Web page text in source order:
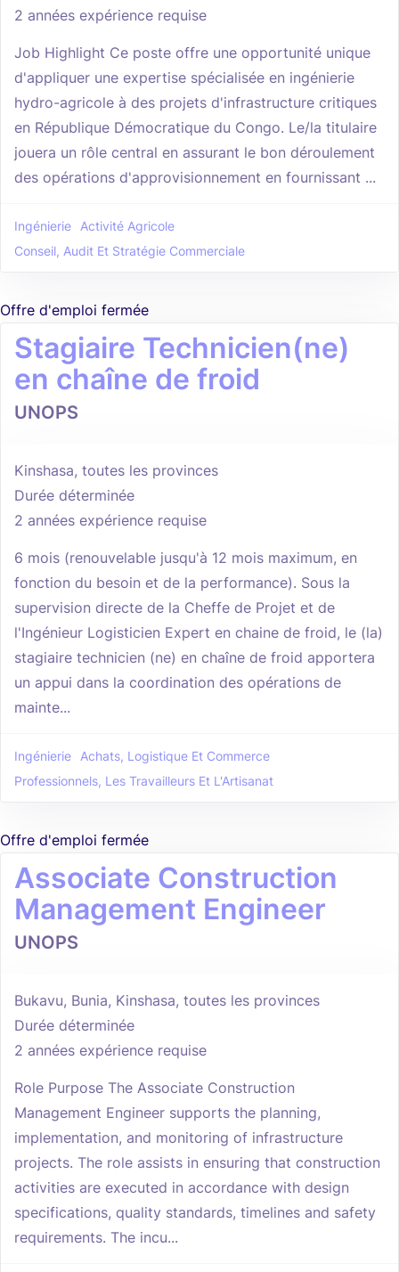
2 années expérience requise
Job Highlight Ce poste offre une opportunité unique
d'appliquer une expertise spécialisée en ingénierie
hydro-agricole à des projets d'infrastructure critiques
en République Démocratique du Congo. Le/la titulaire
jouera un rôle central en assurant le bon déroulement
des opérations d'approvisionnement en fournissant ...
Ingénierie
Activité Agricole
Conseil, Audit Et Stratégie Commerciale
Offre d'emploi fermée
Stagiaire Technicien(ne)
en chaîne de froid
UNOPS
Kinshasa, toutes les provinces
Durée déterminée
2 années expérience requise
6 mois (renouvelable jusqu'à 12 mois maximum, en
fonction du besoin et de la performance). Sous la
supervision directe de la Cheffe de Projet et de
l'Ingénieur Logisticien Expert en chaine de froid, le (la)
stagiaire technicien (ne) en chaîne de froid apportera
un appui dans la coordination des opérations de
mainte...
Ingénierie
Achats, Logistique Et Commerce
Professionnels, Les Travailleurs Et L'Artisanat
Offre d'emploi fermée
Associate Construction
Management Engineer
UNOPS
Bukavu, Bunia, Kinshasa, toutes les provinces
Durée déterminée
2 années expérience requise
Role Purpose The Associate Construction
Management Engineer supports the planning,
implementation, and monitoring of infrastructure
projects. The role assists in ensuring that construction
activities are executed in accordance with design
specifications, quality standards, timelines and safety
requirements. The incu...